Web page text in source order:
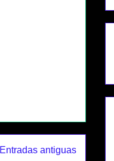
Entradas antiguas